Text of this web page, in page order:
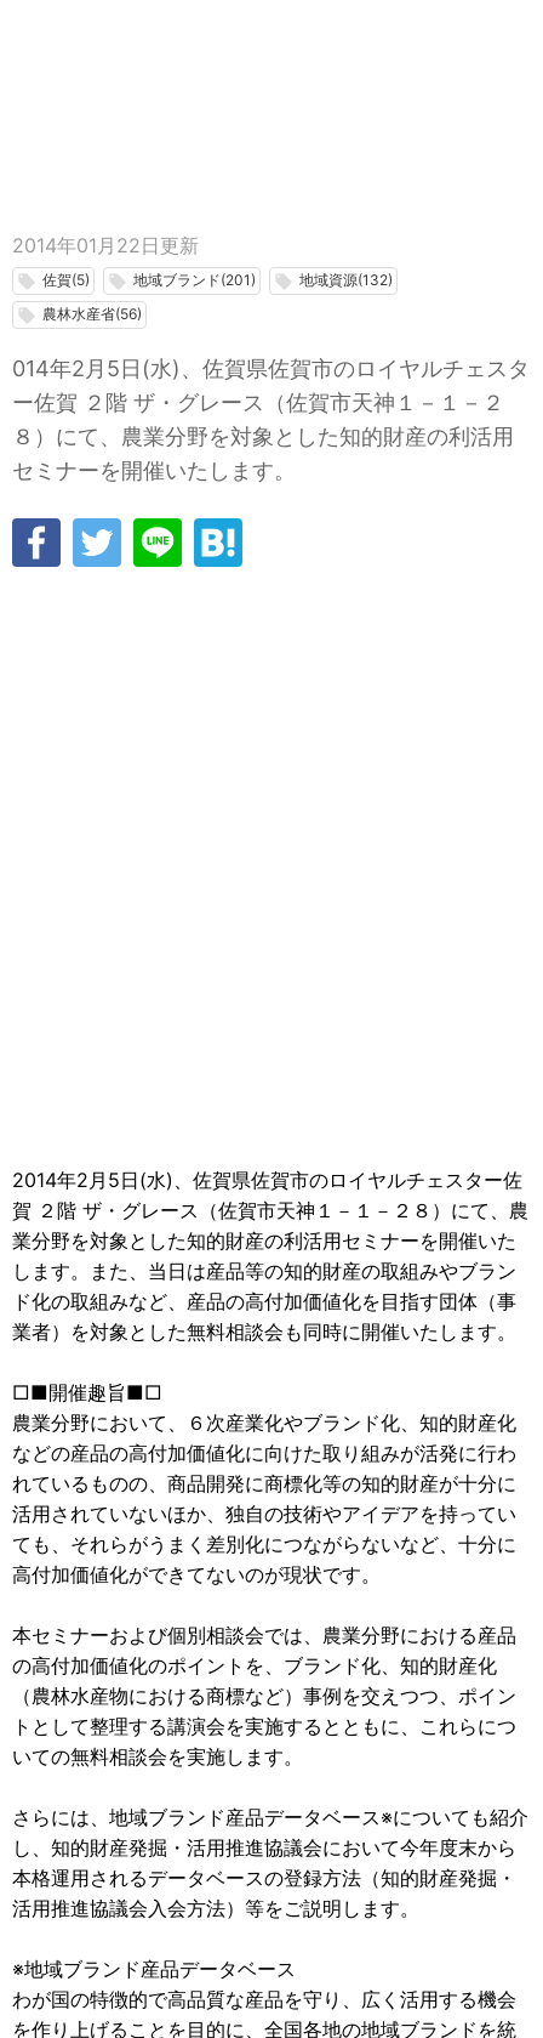
2014年01月22日 更新
local_offer 佐賀(5) local_offer 地域ブランド(201) local_offer 地域資源(132)
local_offer 農林水産省(56)
014年2月5日(水)、佐賀県佐賀市のロイヤルチェスタ
ー佐賀 ２階 ザ・グレース（佐賀市天神１－１－２
８）にて、農業分野を対象とした知的財産の利活用
セミナーを開催いたします。
2014年2月5日(水)、佐賀県佐賀市のロイヤルチェスター佐
賀 ２階 ザ・グレース（佐賀市天神１－１－２８）にて、農
業分野を対象とした知的財産の利活用セミナーを開催いた
します。
また、当日は産品等の知的財産の取組みやブラン
ド化の取組みなど、産品の高付加価値化を目指す団体（事
業者）を対象とした無料相談会も同時に開催いたします。
□■開催趣旨■□
農業分野において、６次産業化やブランド化、知的財産化
などの産品の高付加価値化に向けた取り組みが活発に行わ
れているものの、商品開発に商標化等の知的財産が十分に
活用されていないほか、独自の技術やアイデアを持ってい
ても、それらがうまく差別化につながらないなど、十分に
高付加価値化ができてないのが現状です。
本セミナーおよび個別相談会では、農業分野における産品
の高付加価値化のポイントを、ブランド化、知的財産化
（農林水産物における商標など）事例を交えつつ、ポイン
トとして整理する講演会を実施するとともに、これらにつ
いての無料相談会を実施します。
さらには、地域ブランド産品データベース※についても紹介
し、知的財産発掘・活用推進協議会において今年度末から
本格運用されるデータベースの登録方法（知的財産発掘・
活用推進協議会入会方法）等をご説明します。
※地域ブランド産品データベース
わが国の特徴的で高品質な産品を守り、広く活用する機会
を作り上げることを目的に、全国各地の地域ブランドを統